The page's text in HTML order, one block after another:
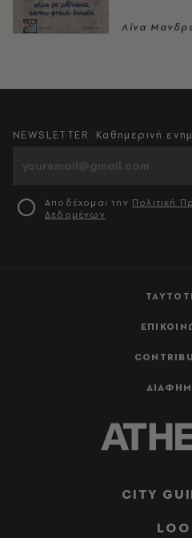
Λίνα
NEWSLETTER: Καθημερινή
Αποδέχομαι την Πολιτική
Δεδομένων
CITY